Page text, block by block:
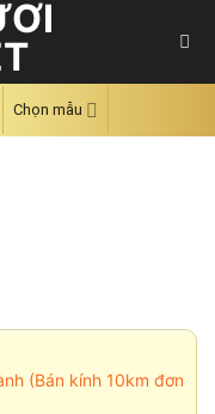
Chọn mẫu
₫.
(Bán kính 10km đơn